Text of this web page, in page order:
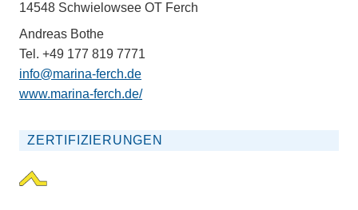
14548 Schwielowsee OT Ferch
Andreas Bothe
Tel. +49 177 819 7771
info@marina-ferch.de
www.marina-ferch.de/
ZERTIFIZIERUNGEN